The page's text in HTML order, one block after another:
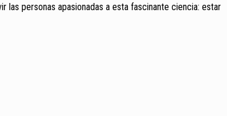
personas apasionadas a esta fascinante ciencia: estar